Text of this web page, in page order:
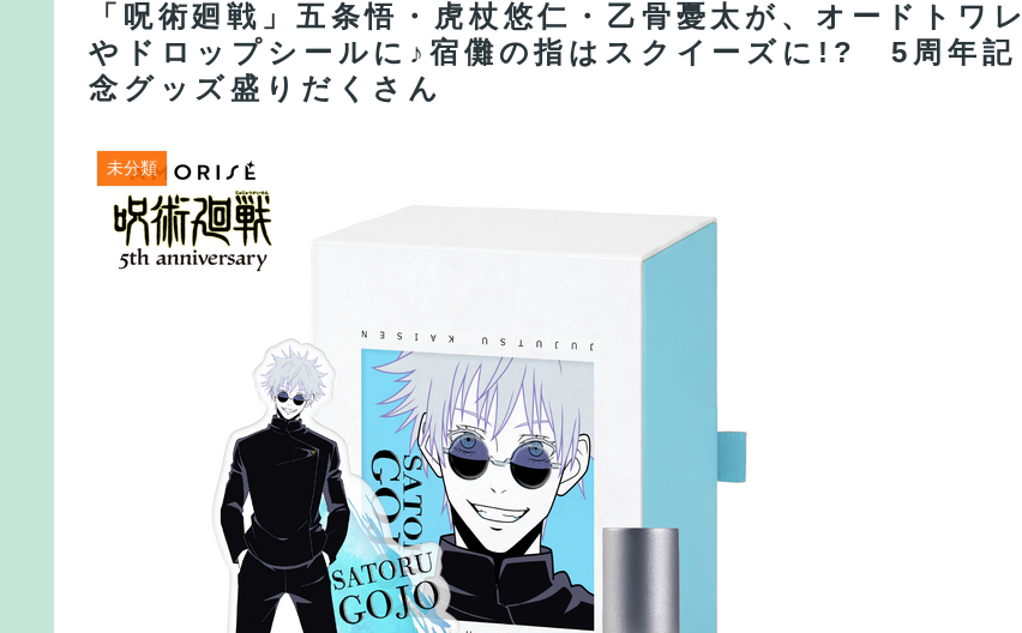
「呪術廻戦」五条悟・虎杖悠仁・乙骨憂太が、オードトワレ
やドロップシールに♪宿儺の指はスクイーズに!? 5周年記
念グッズ盛りだくさん
未分類